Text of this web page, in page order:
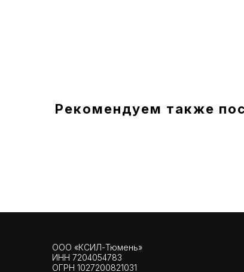
Рекомендуем также
ООО «КСИЛ-Тюмень»
ИНН 7204054783
ОГРН 1027200821031